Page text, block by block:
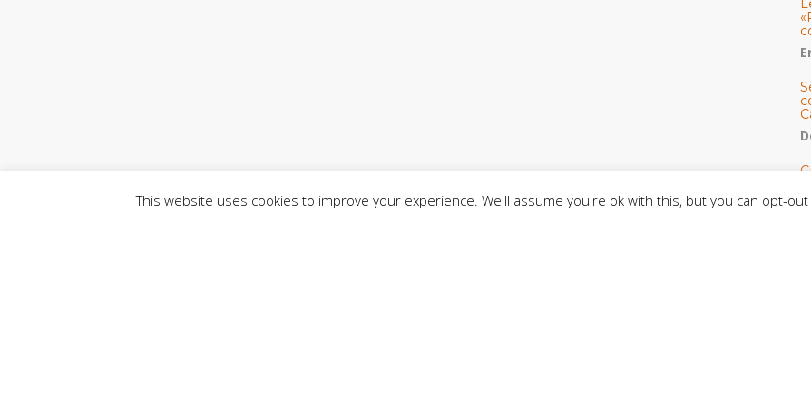
This website uses cookies to improve your experience. We'll assume you're ok with this, but you can opt-